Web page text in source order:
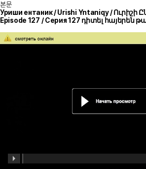
본문
Уриши ентаник / Urishi Yntaniqy / Ուրիշի
Episode 127 / Серия 127 դիտել հայերեն